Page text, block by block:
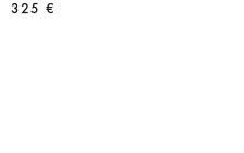
325 €